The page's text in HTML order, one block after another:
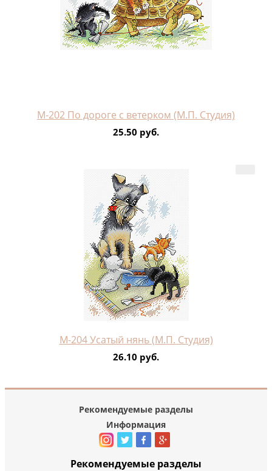
М-202 По дороге с ветерком (М.П. Студия)
25.50 руб.
М-204 Усатый нянь (М.П. Студия)
26.10 руб.
Рекомендуемые разделы
Информация
Рекомендуемые разделы